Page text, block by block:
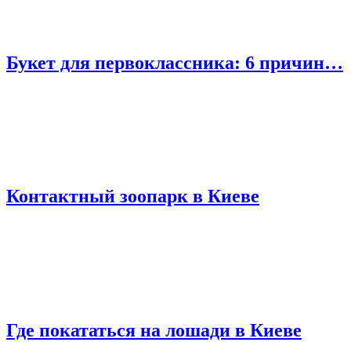
Букет для первоклассника: 6 причин…
Контактный зоопарк в Киеве
Где покататься на лошади в Киеве